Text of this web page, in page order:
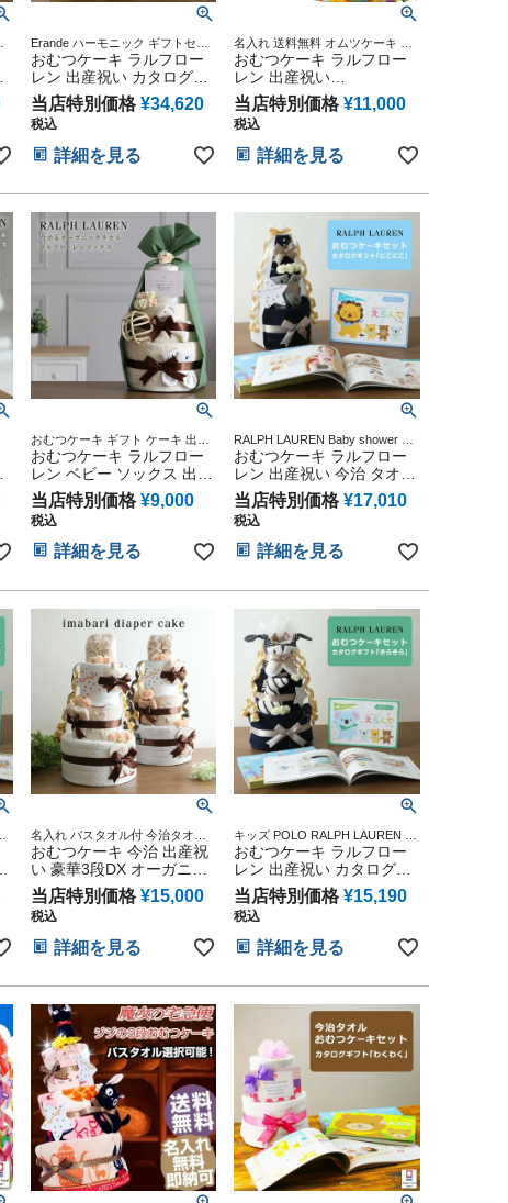
Erande ハーモニック ギフトセッ
ト プレゼント ラッピング メッセ
ージカード POLO Baby shower
贈り物 誕生日 出産記念 人気 オン
ライン オムツケーキ カラフル イ
ンスタ
おむつケーキ ラルフロー
レン 出産祝い カタログギ
フト Erande えらんで に
こにこ ダブルチョイス 今
治タオル 男の子 女の子 オ
ーガニック ベビーソック
ス イニシャル POLO
ット ギフト 送料無料 赤ち
ゃん 名入れ 出産記念品 誕
生日 赤ちゃん 子供 出産
ベイビー クリスマス 七五
三 初節句 人気
当店特別価格 ¥34,620
税込
詳細を見る
名入れ 送料無料 オムツケーキ バ
スタオル 歯固め ギフト メリーズ
パンパース 1歳 誕生日 出産祝い
おむつケーキ 妊娠祝い プレゼン
ト
おむつケーキ ラルフロー
レン 出産祝い
POLORALPHLAUREN ベ
ビーソックス Sassy 身長
計バスタオル 今治タオル
3段 サッシー 名入れ 男の
子 女の子 思い出 赤ちゃん
ビー お父さん お母さん ク
リスマス ハロウィン バレ
ンタイン 七五三 初節句 子
供の日 ギフトセット 人気
端午の節句 ひな祭り
当店特別価格 ¥11,000
税込
詳細を見る
おむつケーキ ギフト ケーキ 出産
POLO RALPH LAUREN Baby
shower 贈り物 誕生日 出産記念 人
気 オンライン オムツケーキ カラ
フル インスタ くすみカラー 今治
タオル オーガニック
おむつケーキ ラルフロー
レン ベビー ソックス 出産
祝い 3段 名入れ シリコン
ボール POLO RALPH
LAUREN ランキング くす
みカラー 今治タオル オー
ガニック ダイパーケーキ
ス ハロウィン バレンタイ
ン 七五三 初節句 子供の日
ギフトセット 人気 端午の
節句 桃の節句 ひな祭り 男
の子 女の子
当店特別価格 ¥9,000
税込
詳細を見る
RALPH LAUREN Baby shower 贈
り物 誕生日 出産記念 人気 オンラ
イン オムツケーキ カラフル イン
スタ
おむつケーキ ラルフロー
レン 出産祝い 今治 タオル
3段 男の子 女の子 オーガ
ニック コットン ベビー ソ
ックス ギフトセット
POLO RALPH LAUREN マ
タニティ 送料無料 豪華 赤
にこ 出産記念品 赤ちゃん
子供 マタニティ ベイビー
クリスマス 七五三 初節句
子供の日 人気
当店特別価格 ¥17,010
税込
詳細を見る
名入れ バスタオル付 今治タオル
オーガニック 妊娠祝い 出産祝い
おむつケーキ
おむつケーキ 今治 出産祝
い 豪華3段DX オーガニッ
クコットン 日本製 名前入
り バスタオル オムツケー
キ 男の子 女の子 乳幼児
ベビー ダイパーケーキ ひ
な祭り 思い出 赤ちゃん 子
ママ ベイビー お父さん お
母さん クリスマス ハロウ
ィン バレンタイン 七五三
初節句 子供の日 ギフトセ
ット 人気
当店特別価格 ¥15,000
税込
詳細を見る
キッズ POLO RALPH LAUREN 用
品 マタニティ 豪華 赤ちゃん 専門
おむつケーキ ラルフロー
レン 出産祝い カタログギ
フト 今治 タオル 男の子
女の子 オーガニック コッ
トン ベビー ソックス ギフ
トセット POLO RALPH
LAUREN Erande えらんで
タニティ ベイビー クリス
マス ハロウィン バレンタ
イン 七五三 初節句 子供の
日 人気 端午の節句 ひな祭
り
当店特別価格 ¥15,190
税込
詳細を見る